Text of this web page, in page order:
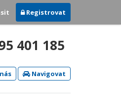
Registrovat
401 185
Navigovat